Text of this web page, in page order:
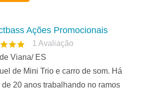
Ações Promocionais
1 Avaliação
Viana/ ES
de Mini Trio e carro de som. Há
de 20 anos trabalhando no ramos